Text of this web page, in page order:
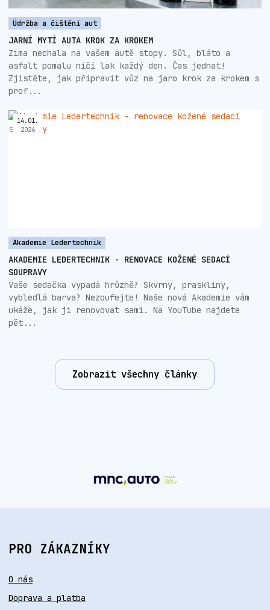
Údržba a čištění aut
JARNÍ MYTÍ AUTA KROK ZA KROKEM
Zima nechala na vašem autě stopy. Sůl, bláto a
asfalt pomalu ničí lak každý den. Čas jednat!
Zjistěte, jak připravit vůz na jaro krok za krokem s
prof...
14 . 01.
2026
Akademie Ledertechnik
AKADEMIE LEDERTECHNIK - RENOVACE KOŽENÉ SEDACÍ
SOUPRAVY
Vaše sedačka vypadá hrůzně? Skvrny, praskliny,
vybledlá barva? Nezoufejte! Naše nová Akademie vám
ukáže, jak ji renovovat sami. Na YouTube najdete
pět...
Zobrazit všechny články
PRO ZÁKAZNÍKY
O nás
Doprava a platba